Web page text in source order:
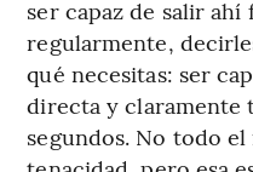
ser capaz de salir
regularmente,
qué necesitas: ser
directa y claramente
segundos. No todo